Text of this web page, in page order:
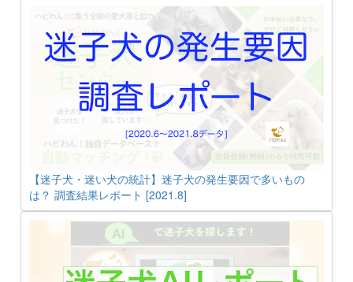
【迷子犬・迷い犬の統計】迷子犬の発生要因で多いもの
は？ 調査結果レポート [2021.8]